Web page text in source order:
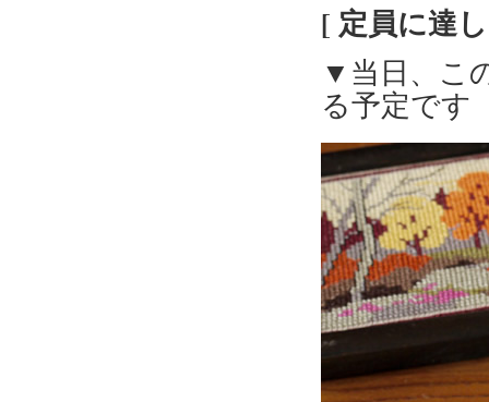
[ 定員に達
▼当日、こ
る予定です